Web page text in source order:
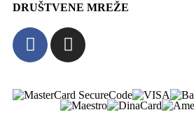
DRUŠTVENE MREŽE